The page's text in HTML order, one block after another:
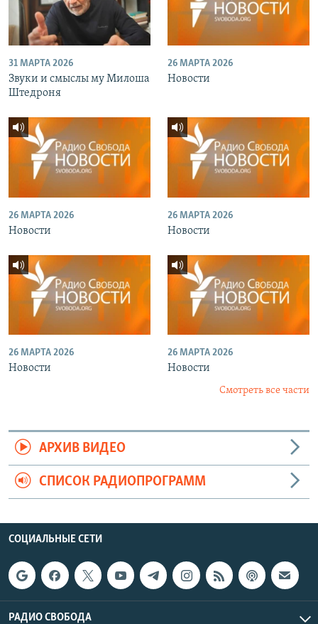
31 МАРТА 2026
Звуки и смыслы му Милоша
Штедроня
26 МАРТА 2026
Новости
26 МАРТА 2026
Новости
26 МАРТА 2026
Новости
26 МАРТА 2026
Новости
26 МАРТА 2026
Новости
Смотреть все части
АРХИВ ВИДЕО
СПИСОК РАДИОПРОГРАММ
СОЦИАЛЬНЫЕ СЕТИ
РАДИО СВОБОДА